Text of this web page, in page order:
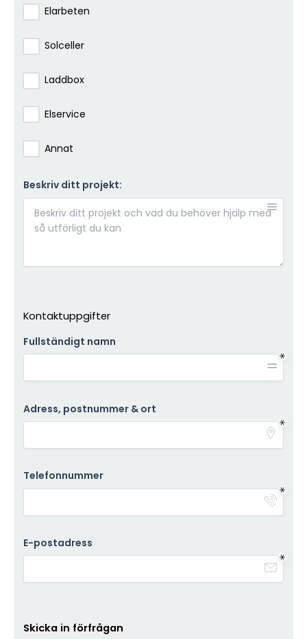
Elarbeten
Solceller
Laddbox
Elservice
Annat
Beskriv ditt projekt:
Kontaktuppgifter
Fullständigt namn
Adress, postnummer & ort
Telefonnummer
E-postadress
Skicka in förfrågan